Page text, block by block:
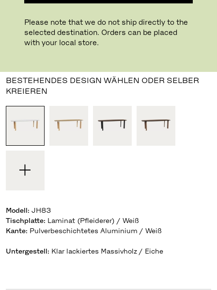
Please note that we do not ship directly to the
selected destination. Orders can be placed
with your local store.
ANALOG™
BESTEHENDES DESIGN WÄHLEN ODER SELBER
KREIEREN
Modell: JH83
Tischplatte: Laminat (Pfleiderer) / Weiß
Kante:
Untergestell: Klar lackiertes Massivholz / Eiche